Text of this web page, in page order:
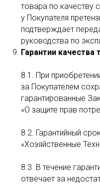
товара по качеству
у Покупателя
подтверждает
руководства по
Гарантии качества
8.1. При
за Покупателем
гарантированные
«О защите прав
8.2. Гарантийный
«Хозяйственные
8.3. В течение
отвечает за